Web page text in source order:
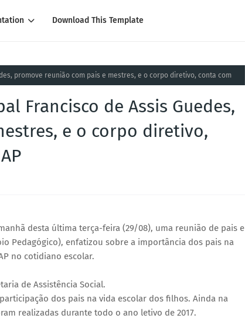
Download This Template
promove reunião com pais e mestres, e o corpo diretivo, conta com
Francisco de Assis Guedes,
e o corpo diretivo,
desta última terça-feira (29/08), uma reunião de pais e
Pedagógico), enfatizou sobre a importância dos pais na
no cotidiano escolar.
de Assistência Social.
dos pais na vida escolar dos filhos. Ainda na
realizadas durante todo o ano letivo de 2017.